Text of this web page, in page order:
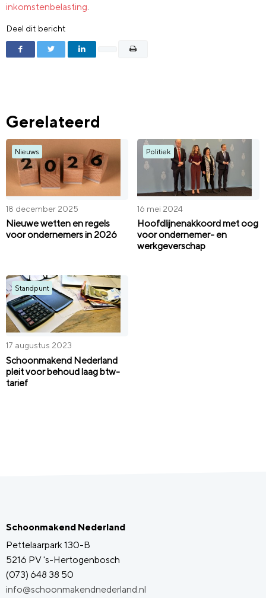
inkomstenbelasting
Deel dit bericht
Gerelateerd
Nieuws
18 december 2025
Nieuwe wetten en regels
voor ondernemers in 2026
Politiek
16 mei 2024
Hoofdlijnenakkoord met oog
voor ondernemer- en
werkgeverschap
Standpunt
17 augustus 2023
Schoonmakend Nederland
pleit voor behoud laag btw-
tarief
Schoonmakend Nederland
Pettelaarpark 130-B
5216 PV 's-Hertogenbosch
(073) 648 38 50
info@schoonmakendnederland.nl